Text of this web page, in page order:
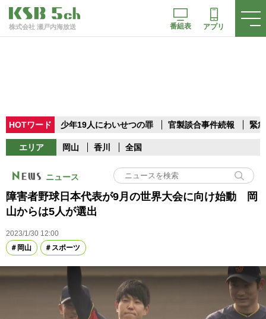
株式会社 瀬戸内海放送 番組表 アプリ
HOTワード 少年19人にわいせつの罪 官製談合事件続報 緊
エリア 岡山 香川 全国
ニュース
障害者野球日本代表が9月の世界大会に向け始動 岡
山からは5人が選出
2023/1/30 12:00
岡山
スポーツ